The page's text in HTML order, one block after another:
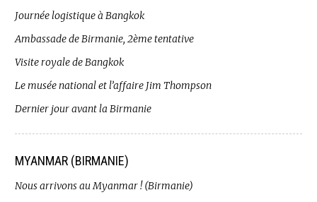
Journée logistique à Bangkok
Ambassade de Birmanie, 2ème tentative
Visite royale de Bangkok
Le musée national et l’affaire Jim Thompson
Dernier jour avant la Birmanie
MYANMAR (BIRMANIE)
Nous arrivons au Myanmar ! (Birmanie)